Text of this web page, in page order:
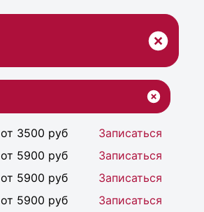
от 3500 руб
Записаться
от 5900 руб
Записаться
от 5900 руб
Записаться
от 5900 руб Записаться